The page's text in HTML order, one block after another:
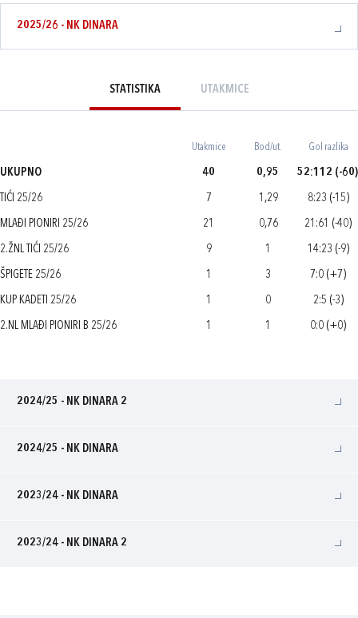
2025/26 - NK DINARA
STATISTIKA UTAKMICE
Utakmice Bod/ut. Gol razlika
UKUPNO 40 0,95 52:112 (-60)
TIĆI 25/26 7 1,29 8:23 (-15)
MLAĐI PIONIRI 25/26 21 0,76 21:61 (-40)
2.ŽNL TIĆI 25/26 9 1 14:23 (-9)
ŠPIGETE 25/26 1 3 7:0 (+7)
KUP KADETI 25/26 1 0 2:5 (-3)
2.NL MLAĐI PIONIRI B 25/26 1 1 0:0 (+0)
2024/25 - NK DINARA 2
2024/25 - NK DINARA
2023/24 - NK DINARA
2023/24 - NK DINARA 2